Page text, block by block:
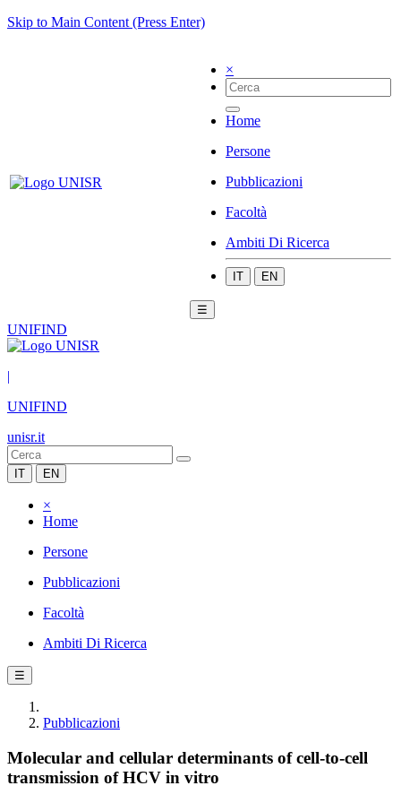
Skip to Main Content (Press Enter)
×
Home
Persone
Pubblicazioni
Facoltà
Ambiti Di Ricerca
IT EN
☰
UNIFIND
|
UNIFIND
unisr.it
IT EN
×
Home
Persone
Pubblicazioni
Facoltà
Ambiti Di Ricerca
☰
Pubblicazioni
Molecular and cellular determinants of cell-to-cell
transmission of HCV in vitro